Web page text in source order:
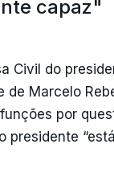
capaz"
Civil do
de Marcelo
por
presidente